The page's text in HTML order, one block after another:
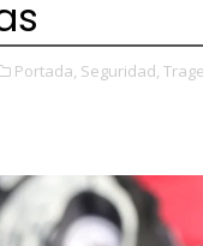
Portada, Seguridad,